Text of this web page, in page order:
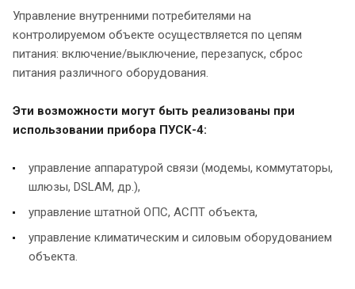
Управление внутренними потребителями на
контролируемом объекте осуществляется по цепям
питания: включение/выключение, перезапуск, сброс
питания различного оборудования.
Эти возможности могут быть реализованы при
использовании прибора ПУСК-4:
управление аппаратурой связи (модемы, коммутаторы,
шлюзы, DSLAM, др.),
управление штатной ОПС, АСПТ объекта,
управление климатическим и силовым оборудованием
объекта.